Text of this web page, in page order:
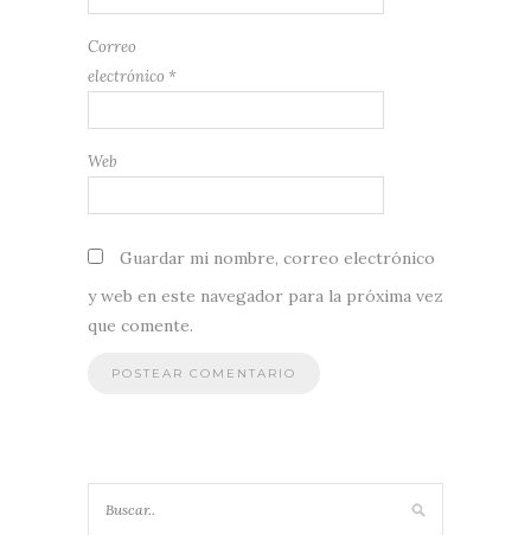
Correo
electrónico *
Web
Guardar mi nombre, correo electrónico
y web en este navegador para la próxima vez
que comente.